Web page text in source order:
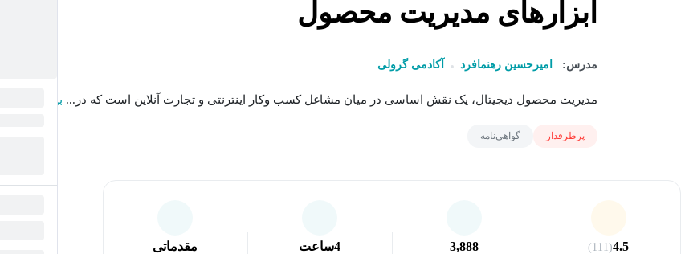
ابزارهای مدیریت محصول
مدرس: امیرحسین رهنمافرد آکادمی گرولی
مدیریت محصول دیجیتال، یک نقش اساسی در میان مشاغل کسب وکار اینترنتی و تجارت آنلاین است که در... بیشتر
پرطرفدار گواهی‌نامه
4.5
(111)
3,888
4ساعت مقدماتی